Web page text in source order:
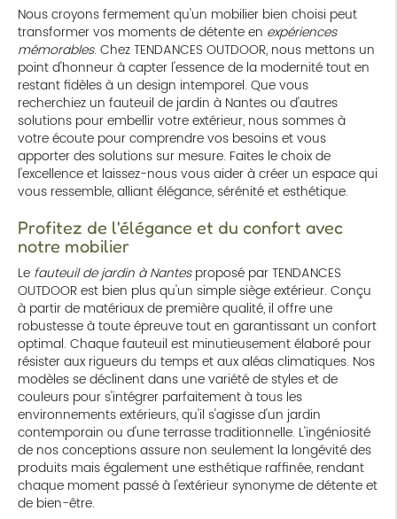
Nous croyons fermement qu'un mobilier bien choisi peut
transformer vos moments de détente en expériences
mémorables. Chez TENDANCES OUTDOOR, nous mettons un
point d'honneur à capter l'essence de la modernité tout en
restant fidèles à un design intemporel. Que vous
recherchiez un fauteuil de jardin à Nantes ou d'autres
solutions pour embellir votre extérieur, nous sommes à
votre écoute pour comprendre vos besoins et vous
apporter des solutions sur mesure. Faites le choix de
l'excellence et laissez-nous vous aider à créer un espace qui
vous ressemble, alliant élégance, sérénité et esthétique.
Profitez de l'élégance et du confort avec
notre mobilier
Le fauteuil de jardin à Nantesproposé par TENDANCES
OUTDOOR est bien plus qu'un simple siège extérieur. Conçu
à partir de matériaux de première qualité, il offre une
robustesse à toute épreuve tout en garantissant un confort
optimal. Chaque fauteuil est minutieusement élaboré pour
résister aux rigueurs du temps et aux aléas climatiques. Nos
modèles se déclinent dans une variété de styles et de
couleurs pour s'intégrer parfaitement à tous les
environnements extérieurs, qu'il s'agisse d'un jardin
contemporain ou d'une terrasse traditionnelle. L'ingéniosité
de nos conceptions assure non seulement la longévité des
produits mais également une esthétique raffinée, rendant
chaque moment passé à l'extérieur synonyme de détente et
de bien-être.